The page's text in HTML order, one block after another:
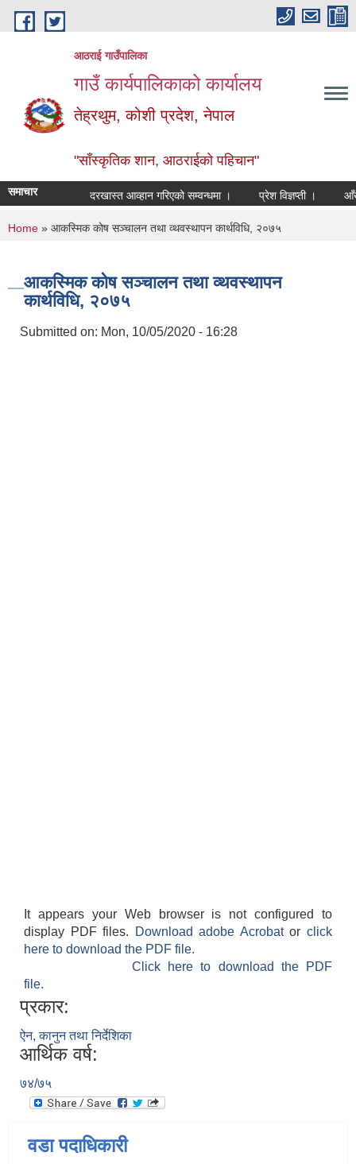
Skip to main content
आठराई गाउँपालिका
गाउँ कार्यपालिकाको कार्यालय
तेह्रथुम, कोशी प्रदेश, नेपाल
"साँस्कृतिक शान, आठराईको पहिचान"
समाचार दरखास्त आव्हान गरिएको सम्वन्धमा । प्रेश विज्ञप्ती । आँखा
You are here
Home » आकस्मिक कोष सञ्चालन तथा व्थवस्थापन कार्थविधि, २०७५
आकस्मिक कोष सञ्चालन तथा व्थवस्थापन
कार्थविधि, २०७५
Submitted on: Mon, 10/05/2020 - 16:28
It appears your Web browser is not configured to
display PDF files.
Download adobe Acrobatorclick
here to download the PDF file.
Click here to download the PDF
file.
प्रकार:
ऐन, कानुन तथा निर्देशिका
आर्थिक वर्ष:
७४/७५
वडा पदाधिकारी